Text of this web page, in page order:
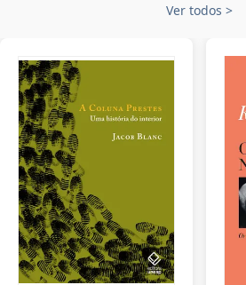
Ver todos >